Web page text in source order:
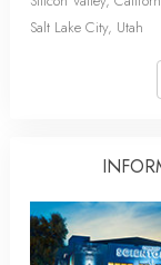
Salt Lake City, Utah